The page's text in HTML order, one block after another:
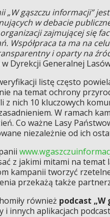
„W gąszczu informacji”
w debacie
zajmującej się
Współpraca ta ma na
i oparty na
Dyrekcji Generalnej
listę często
na temat ochrony
z nich 10 kluczowych
W ramach
Co ważne Lasy
niezależnie od ich
z jakimi mitami na temat
kampanii tworzyć
przekażą także
również podcast
innych aplikacjach